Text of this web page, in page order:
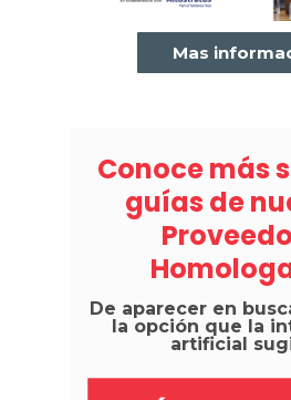
Mas
Conoce más
guías de
De aparecer en
la opción que la
artificial